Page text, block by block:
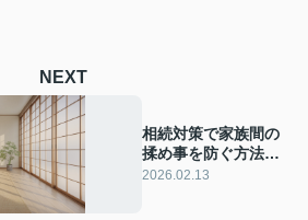
NEXT
相続対策で家族間の
揉め事を防ぐ方法
は？分割協議の進め
2026.02.13